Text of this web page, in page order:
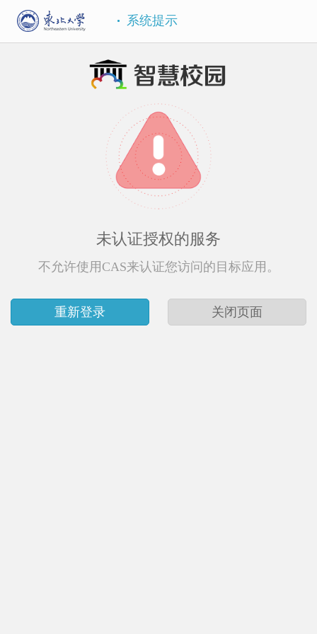
系统提示
未认证授权的服务
不允许使用CAS来认证您访问的目标应用。